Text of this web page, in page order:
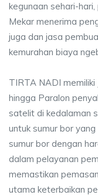
kegunaan sehari-
Mekar menerima
juga dan jasa
kemurahan biaya
TIRTA NADI
hingga Paralon
satelit di kedalaman
untuk sumur bor
sumur bor dengan
dalam pelayanan
memastikan
utama keterbaikan